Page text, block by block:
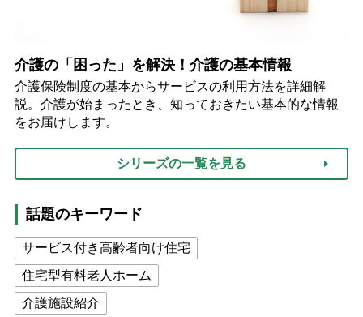
介護の「困った」を解決！介護の基本情報
介護保険制度の基本からサービスの利用方法を詳細解
説。介護が始まったとき、知っておきたい基本的な情報
をお届けします。
シリーズの一覧を見る
話題のキーワード
サービス付き高齢者向け住宅
住宅型有料老人ホーム
介護施設紹介